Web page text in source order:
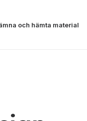
och hämta material